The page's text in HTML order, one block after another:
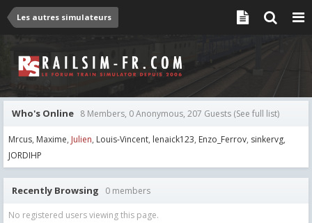
Les autres simulateurs
Who's Online 8 Members, 0 Anonymous, 207 Guests (See full list)
Mrcus Maxime Julien Louis-Vincent lenaick123 Enzo_Ferrov sinkervg
JORDIHP
Recently Browsing 0 members
No registered users viewing this page.